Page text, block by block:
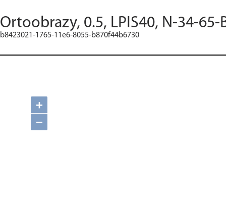
Ortoobrazy, 0.5, LPIS40, N-34-65-
b8423021-1765-11e6-8055-b870f44b6730
+
−